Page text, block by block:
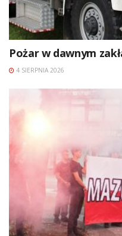
Pożar w dawnym
4 SIERPNIA 2026